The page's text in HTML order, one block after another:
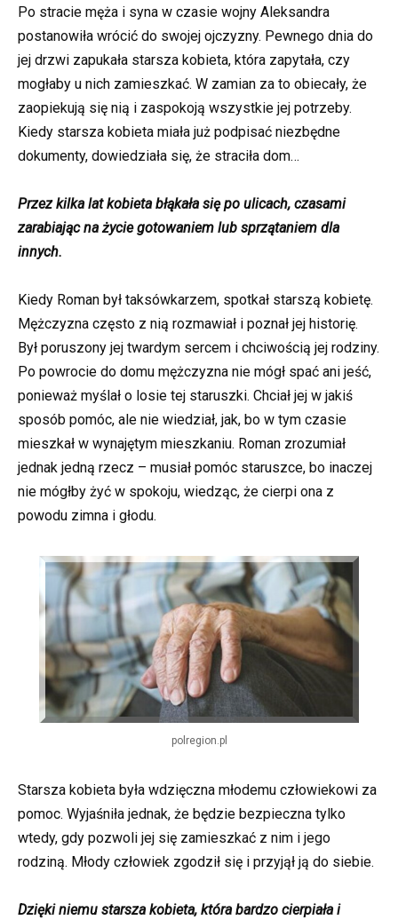
Po stracie męża i syna w czasie wojny Aleksandra
postanowiła wrócić do swojej ojczyzny. Pewnego dnia do
jej drzwi zapukała starsza kobieta, która zapytała, czy
mogłaby u nich zamieszkać. W zamian za to obiecały, że
zaopiekują się nią i zaspokoją wszystkie jej potrzeby.
Kiedy starsza kobieta miała już podpisać niezbędne
dokumenty, dowiedziała się, że straciła dom…
Przez kilka lat kobieta błąkała się po ulicach, czasami
zarabiając na życie gotowaniem lub sprzątaniem dla
innych.
Kiedy Roman był taksówkarzem, spotkał starszą kobietę.
Mężczyzna często z nią rozmawiał i poznał jej historię.
Był poruszony jej twardym sercem i chciwością jej rodziny.
Po powrocie do domu mężczyzna nie mógł spać ani jeść,
ponieważ myślał o losie tej staruszki. Chciał jej w jakiś
sposób pomóc, ale nie wiedział, jak, bo w tym czasie
mieszkał w wynajętym mieszkaniu. Roman zrozumiał
jednak jedną rzecz – musiał pomóc staruszce, bo inaczej
nie mógłby żyć w spokoju, wiedząc, że cierpi ona z
powodu zimna i głodu.
polregion.pl
Starsza kobieta była wdzięczna młodemu człowiekowi za
pomoc. Wyjaśniła jednak, że będzie bezpieczna tylko
wtedy, gdy pozwoli jej się zamieszkać z nim i jego
rodziną. Młody człowiek zgodził się i przyjął ją do siebie.
Dzięki niemu starsza kobieta, która bardzo cierpiała i